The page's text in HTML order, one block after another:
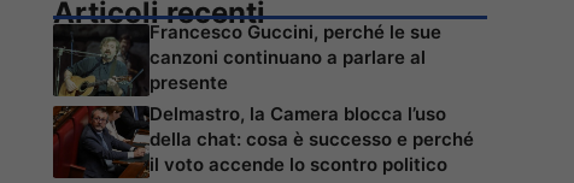
Articoli recenti
Francesco Guccini, perché le sue
canzoni continuano a parlare al
presente
Delmastro, la Camera blocca l’uso
della chat: cosa è successo e perché
il voto accende lo scontro politico